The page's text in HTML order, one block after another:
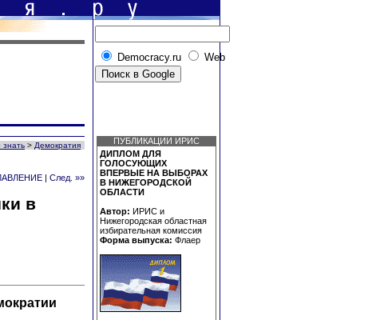
Democracy.ru Web
знать > Демократия
След. »»
в
ПУБЛИКАЦИИ ИРИС
ДИПЛОМ ДЛЯ
ГОЛОСУЮЩИХ
ВПЕРВЫЕ НА ВЫБОРАХ
В НИЖЕГОРОДСКОЙ
ОБЛАСТИ
Автор: ИРИС и
Нижегородская областная
избирательная комиссия
Форма выпуска: Флаер